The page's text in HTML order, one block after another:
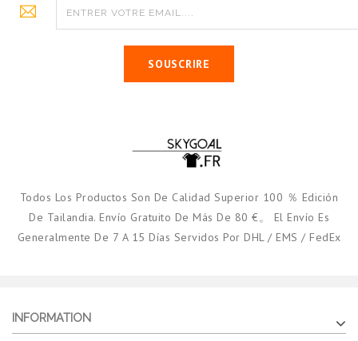
SOUSCRIRE
Todos Los Productos Son De Calidad Superior 100 ％ Edición
De Tailandia. Envío Gratuito De Más De 80 €。 El Envío Es
Generalmente De 7 A 15 Días Servidos Por DHL / EMS / FedEx
INFORMATION